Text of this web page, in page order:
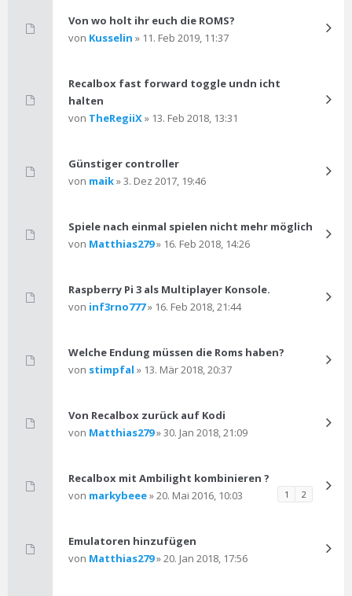
Von wo holt ihr euch die ROMS?
von Kusselin » 11. Feb 2019, 11:37
Recalbox fast forward toggle undn icht
halten
von TheRegiiX» 13. Feb 2018, 13:31
Günstiger controller
von maik» 3. Dez 2017, 19:46
Spiele nach einmal spielen nicht mehr möglich
von Matthias279» 16. Feb 2018, 14:26
Raspberry Pi 3 als Multiplayer Konsole.
von inf3rno777» 16. Feb 2018, 21:44
Welche Endung müssen die Roms haben?
von stimpfal » 13. Mär 2018, 20:37
Von Recalbox zurück auf Kodi
von Matthias279» 30. Jan 2018, 21:09
Recalbox mit Ambilight kombinieren ?
von markybeee» 20. Mai 2016, 10:03 1 2
Emulatoren hinzufügen
von Matthias279» 20. Jan 2018, 17:56